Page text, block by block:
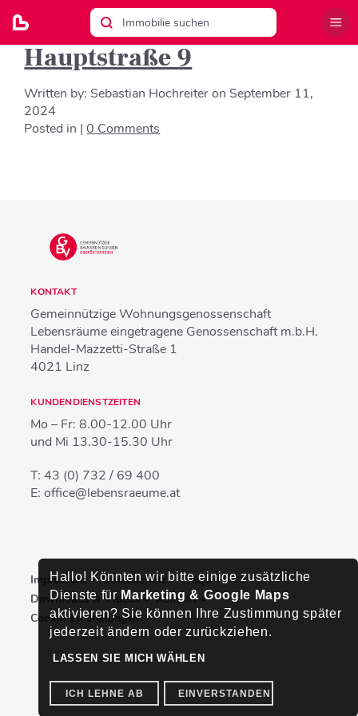
Hauptstraße 9
Written by:Sebastian HochreiteronSeptember 11,
2024
Posted in |0 Comments
KONTAKT
Gemeinnützige Wohnungsgenossenschaft
Lebensräume eingetragene Genossenschaft m.b.H.
Handel-Mazzetti-Straße 1
4021 Linz
KUNDENDIENSTZEITEN
Mo – Fr: 8.00-12.00 Uhr
und Mi 13.30-15.30 Uhr
T:43 (0) 732 / 69 400
E:office@lebensraeume.at
Impressum Datenschutz
FAQs
Downloads & Videos
Kontakt
Cookie-Einstellungen
Hallo! Könnten wir bitte einige zusätzliche
Dienste für Marketing & Google Maps
aktivieren? Sie können Ihre Zustimmung später
jederzeit ändern oder zurückziehen.
LASSEN SIE MICH WÄHLEN
ICH LEHNE AB EINVERSTANDEN